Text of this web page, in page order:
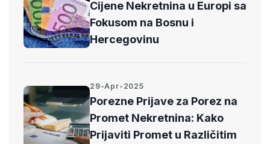
Cijene Nekretnina u Europi sa
Fokusom na Bosnu i
Hercegovinu
29-Apr-2025
Porezne Prijave za Porez na
Promet Nekretnina: Kako
Prijaviti Promet u Različitim